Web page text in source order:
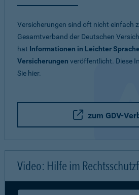
Versicherungen sind oft nicht einfach
Gesamtverband der Deutschen
hat Informationen in Leichter
Versicherungen veröffentlicht. Diese
Sie hier.
zum GDV-
Video: Hilfe im